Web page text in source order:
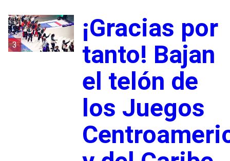
3
¡Gracias por
tanto! Bajan
el telón de
los Juegos